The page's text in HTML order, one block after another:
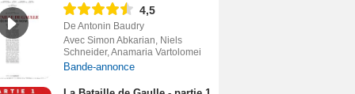
4,5
De Antonin Baudry
Avec Simon Abkarian, Niels
Schneider, Anamaria Vartolomei
Bande-annonce